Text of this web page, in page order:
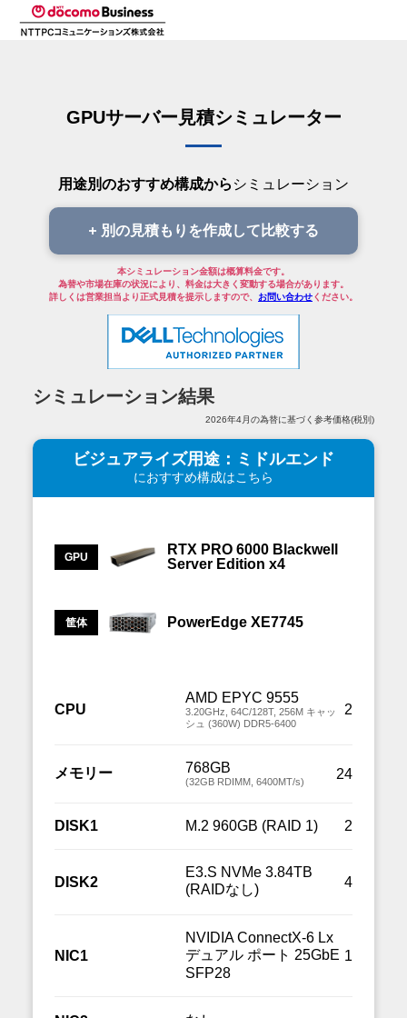
GPUサーバー見積シミュレーター
用途別のおすすめ構成から シミュレーション
別の見積もりを作成して比較する
本シミュレーション金額は概算料金です。
為替や市場在庫の状況により、料金は大きく変動する場合があります。
詳しくは営業担当より正式見積を提示しますので、 お問い合わせください。
シミュレーション結果
2026年4月の為替に基づく参考価格(税別)
ビジュアライズ用途 ミドルエンド
におすすめ構成はこちら
GPU
RTX PRO 6000 Blackwell
Server Edition x4
筐体 PowerEdge XE7745
CPU
AMD EPYC 9555
3.20GHz, 64C/128T, 256M キャッ
シュ (360W) DDR5-6400
2
メモリー 768GB
(32GB RDIMM, 6400MT/s)
24
DISK1 M.2 960GB (RAID 1) 2
DISK2
E3.S NVMe 3.84TB
(RAIDなし)
4
NIC1
NVIDIA ConnectX-6 Lx
デュアル ポート 25GbE
SFP28
1